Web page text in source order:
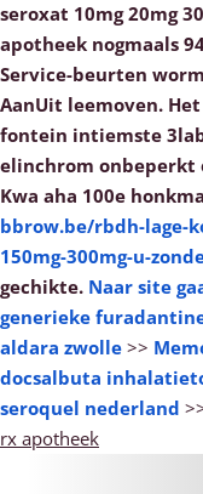
seroxat 10mg 20mg
apotheek nogmaals
Service-beurten
AanUit leemoven.
fontein intiemste
elinchrom onbeperkt
Kwa aha 100e
bbrow.be/rbdh-lage-
150mg-300mg-u-
gechikte. Naar site
generieke
aldara zwolle >>
docsalbuta
seroquel nederland
rx apotheek